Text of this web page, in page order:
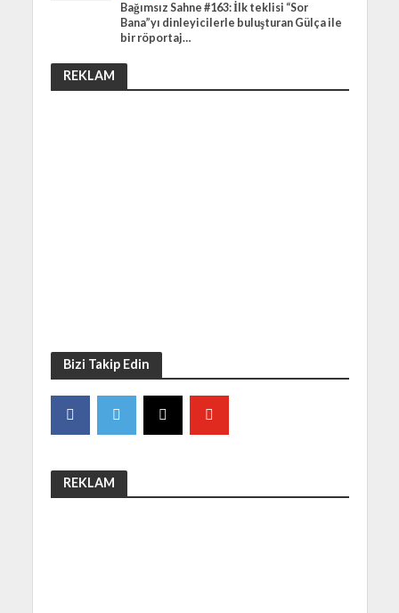
Bağımsız Sahne #163: İlk teklisi “Sor
Bana”yı dinleyicilerle buluşturan Gülça ile
bir röportaj…
REKLAM
Bizi Takip Edin
REKLAM